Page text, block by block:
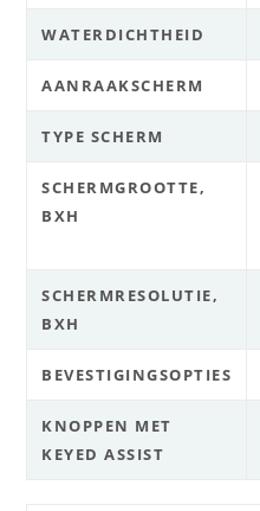
WATERDICHTHEID
AANRAAKSCHERM
TYPE SCHERM
SCHERMGROOTTE,
BXH
SCHERMRESOLUTIE,
BXH
BEVESTIGINGSOPTIES
KNOPPEN MET
KEYED ASSIST